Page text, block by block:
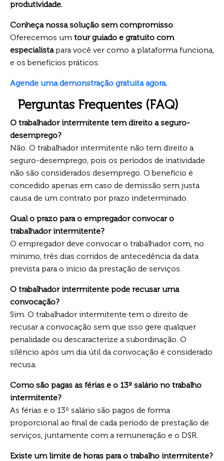
produtividade.
Conheça nossa solução sem compromisso:
Oferecemos um tour guiado e gratuito com
especialistapara você ver como a plataforma funciona,
e os benefícios práticos.
Agende uma demonstração gratuita agora.
Perguntas Frequentes (FAQ)
O trabalhador intermitente tem direito a seguro-
desemprego?
Não. O trabalhador intermitente não tem direito a
seguro-desemprego, pois os períodos de inatividade
não são considerados desemprego. O benefício é
concedido apenas em caso de demissão sem justa
causa de um contrato por prazo indeterminado.
Qual o prazo para o empregador convocar o
trabalhador intermitente?
O empregador deve convocar o trabalhador com, no
mínimo, três dias corridos de antecedência da data
prevista para o início da prestação de serviços.
O trabalhador intermitente pode recusar uma
convocação?
Sim. O trabalhador intermitente tem o direito de
recusar a convocação sem que isso gere qualquer
penalidade ou descaracterize a subordinação. O
silêncio após um dia útil da convocação é considerado
recusa.
Como são pagas as férias e o 13º salário no trabalho
intermitente?
As férias e o 13º salário são pagos de forma
proporcional ao final de cada período de prestação de
serviços, juntamente com a remuneração e o DSR.
Existe um limite de horas para o trabalho intermitente?